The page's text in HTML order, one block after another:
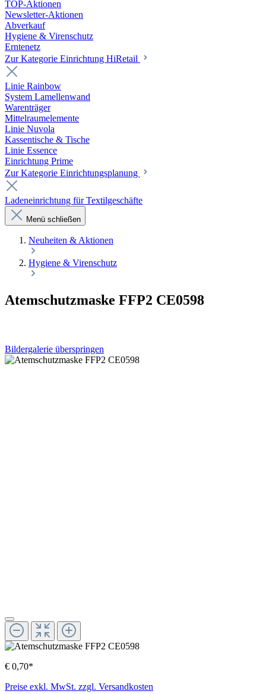
TOP-Aktionen
Newsletter-Aktionen
Abverkauf
Hygiene & Virenschutz
Erntenetz
Zur Kategorie Einrichtung HiRetail
Linie Rainbow
System Lamellenwand
Warenträger
Mittelraumelemente
Linie Nuvola
Kassentische & Tische
Linie Essence
Einrichtung Prime
Zur Kategorie Einrichtungsplanung
Ladeneinrichtung für Textilgeschäfte
Menü schließen
Neuheiten & Aktionen
Hygiene & Virenschutz
Atemschutzmaske FFP2 CE0598
Bildergalerie überspringen
€ 0,70*
Preise exkl. MwSt. zzgl. Versandkosten